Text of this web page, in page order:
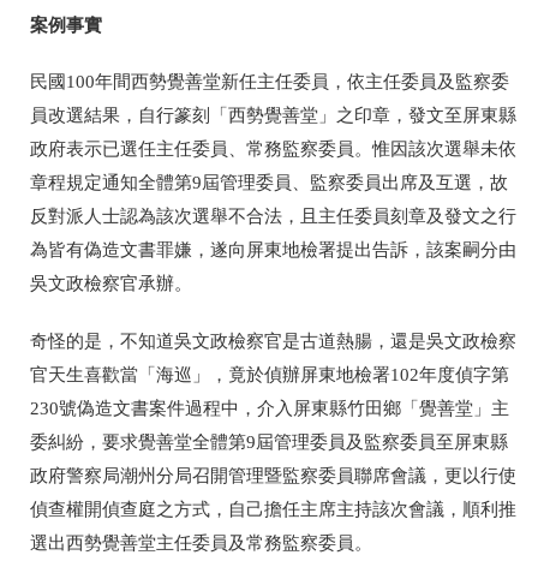
案例事實
民國100年間西勢覺善堂新任主任委員，依主任委員及監察委
員改選結果，自行篆刻「西勢覺善堂」之印章，發文至屏東縣
政府表示已選任主任委員、常務監察委員。惟因該次選舉未依
章程規定通知全體第9屆管理委員、監察委員出席及互選，故
反對派人士認為該次選舉不合法，且主任委員刻章及發文之行
為皆有偽造文書罪嫌，遂向屏東地檢署提出告訴，該案嗣分由
吳文政檢察官承辦。
奇怪的是，不知道吳文政檢察官是古道熱腸，還是吳文政檢察
官天生喜歡當「海巡」，竟於偵辦屏東地檢署102年度偵字第
230號偽造文書案件過程中，介入屏東縣竹田鄉「覺善堂」主
委糾紛，要求覺善堂全體第9屆管理委員及監察委員至屏東縣
政府警察局潮州分局召開管理暨監察委員聯席會議，更以行使
偵查權開偵查庭之方式，自己擔任主席主持該次會議，順利推
選出西勢覺善堂主任委員及常務監察委員。